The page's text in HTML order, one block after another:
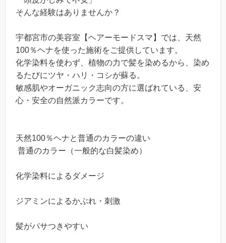
そんな経験はありませんか？
宇都宮市の美容室【ヘアーモードスマ】では、天然
100％ヘナを使った施術をご提供しています。
化学染料を使わず、植物の力で髪を染めるから、染め
るたびにツヤ・ハリ・コシが蘇る。
敏感肌やオーガニック志向の方に選ばれている、安
心・安全の自然派カラーです。
天然100％ヘナと普通のカラーの違い
普通のカラー（一般的な白髪染め）
化学染料によるダメージ
ジアミンによるかぶれ・刺激
髪がパサつきやすい